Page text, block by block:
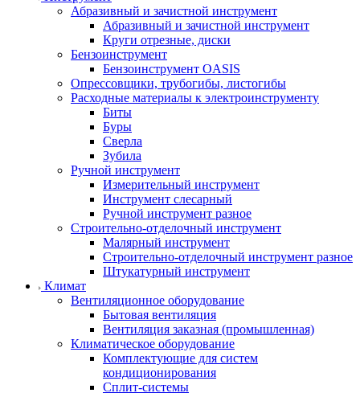
Абразивный и зачистной инструмент
Абразивный и зачистной инструмент
Круги отрезные, диски
Бензоинструмент
Бензоинструмент OASIS
Опрессовщики, трубогибы, листогибы
Расходные материалы к электроинструменту
Биты
Буры
Сверла
Зубила
Ручной инструмент
Измерительный инструмент
Инструмент слесарный
Ручной инструмент разное
Строительно-отделочный инструмент
Малярный инструмент
Строительно-отделочный инструмент разное
Штукатурный инструмент
Климат
Вентиляционное оборудование
Бытовая вентиляция
Вентиляция заказная (промышленная)
Климатическое оборудование
Комплектующие для систем
кондиционирования
Сплит-системы